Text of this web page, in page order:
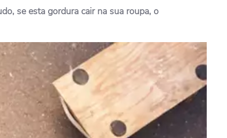
se esta gordura cair na sua roupa, o